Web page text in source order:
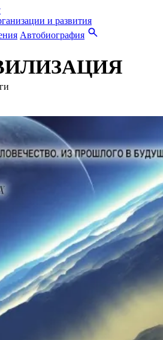
и развития
Автобиография